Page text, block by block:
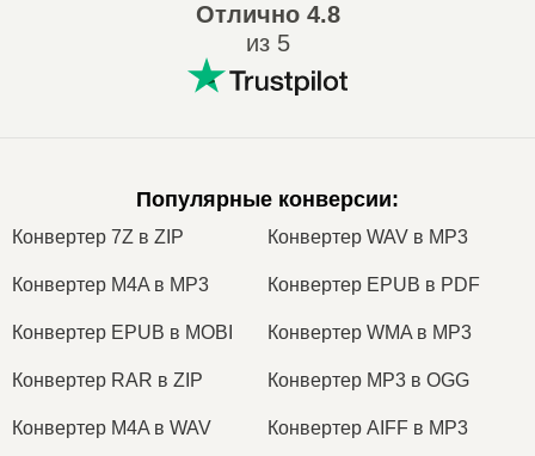
Отлично4.8
из 5
Популярные конверсии:
Конвертер 7Z в ZIP Конвертер WAV в MP3
Конвертер M4A в MP3 Конвертер EPUB в PDF
Конвертер EPUB в MOBI Конвертер WMA в MP3
Конвертер RAR в ZIP Конвертер MP3 в OGG
Конвертер M4A в WAV Конвертер AIFF в MP3